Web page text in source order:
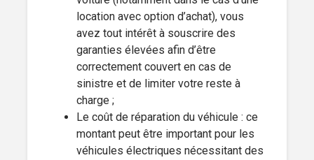
location avec option d’achat), vous
avez tout intérêt à souscrire des
garanties élevées afin d’être
correctement couvert en cas de
sinistre et de limiter votre reste à
charge ;
Le coût de réparation du véhicule : ce
montant peut être important pour les
véhicules électriques nécessitant des